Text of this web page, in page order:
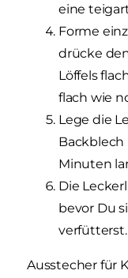
eine
Forme
drücke
Löffels
flach wie
Lege die
Backblech
Minuten
Die
bevor Du
verfütterst.
Ausstecher für